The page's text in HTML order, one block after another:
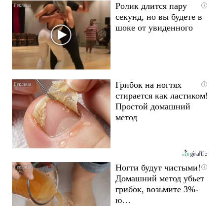
i
Ролик длится пару
секунд, но вы будете в
шоке от увиденного
i
Грибок на ногтях
стирается как ластиком!
Простой домашний
метод
i
Ногти будут чистыми!
Домашний метод убьет
грибок, возьмите 3%-
ю…